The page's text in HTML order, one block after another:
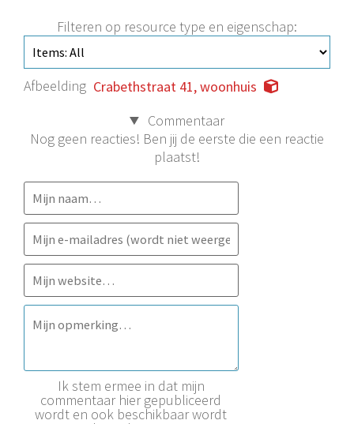
Filteren op resource type en eigenschap:
Afbeelding Crabethstraat 41, woonhuis
Commentaar
Nog geen reacties! Ben jij de eerste die een reactie
plaatst!
Ik stem ermee in dat mijn
commentaar hier gepubliceerd
wordt en ook beschikbaar wordt